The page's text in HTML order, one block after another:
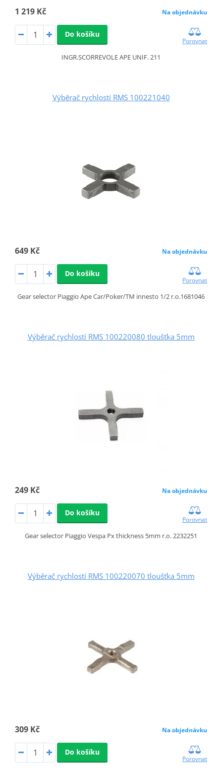
1 219 Kč Na objednávku
Do košíku
Porovnat
INGR.SCORREVOLE APE UNIF. 211
Výběrač rychlostí RMS 100221040
649 Kč Na objednávku
Do košíku
Porovnat
Gear selector Piaggio Ape Car/Poker/TM innesto 1/2 r.o.1681046
Výběrač rychlostí RMS 100220080 tloušťka 5mm
249 Kč Na objednávku
Do košíku
Porovnat
Gear selector Piaggio Vespa Px thickness 5mm r.o. 2232251
Výběrač rychlostí RMS 100220070 tloušťka 5mm
309 Kč Na objednávku
Do košíku
Porovnat